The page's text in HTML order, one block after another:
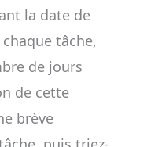
la date de
tâche,
de jours
de cette
brève